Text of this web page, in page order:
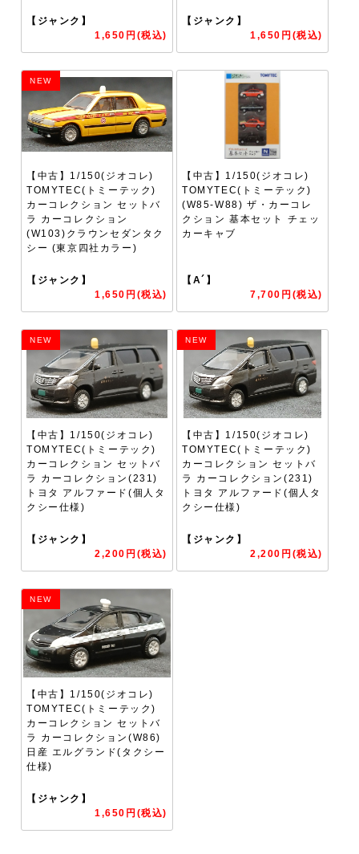
【ジャンク】
1,650円(税込)
【ジャンク】
1,650円(税込)
NEW
【中古】1/150(ジオコレ)
TOMYTEC(トミーテック)
カーコレクション セットバ
ラ カーコレクション
(W103)クラウンセダンタク
シー (東京四社カラー)
【ジャンク】
1,650円(税込)
【中古】1/150(ジオコレ)
TOMYTEC(トミーテック)
(W85-W88) ザ・カーコレ
クション 基本セット チェッ
カーキャブ
【A´】
7,700円(税込)
NEW
【中古】1/150(ジオコレ)
TOMYTEC(トミーテック)
カーコレクション セットバ
ラ カーコレクション(231)
トヨタ アルファード(個人タ
クシー仕様)
【ジャンク】
2,200円(税込)
NEW
【中古】1/150(ジオコレ)
TOMYTEC(トミーテック)
カーコレクション セットバ
ラ カーコレクション(231)
トヨタ アルファード(個人タ
クシー仕様)
【ジャンク】
2,200円(税込)
NEW
【中古】1/150(ジオコレ)
TOMYTEC(トミーテック)
カーコレクション セットバ
ラ カーコレクション(W86)
日産 エルグランド(タクシー
仕様)
【ジャンク】
1,650円(税込)